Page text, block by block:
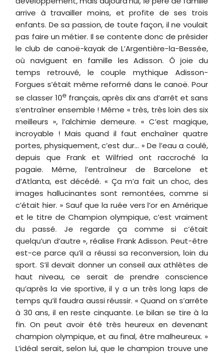
arrive à travailler moins, et profite de ses trois
enfants. De sa passion, de toute façon, il ne voulait
pas faire un métier. Il se contente donc de présider
le club de canoë-kayak de L’Argentière-la-Bessée,
où naviguent en famille les Adisson. Ô joie du
temps retrouvé, le couple mythique Adisson-
Forgues s’était même reformé dans le canoë. Pour
se classer 10e français, après dix ans d’arrêt et sans
s’entraîner ensemble ! Même « très, très loin des six
meilleurs », l’alchimie demeure. « C’est magique,
incroyable ! Mais quand il faut enchaîner quatre
portes, physiquement, c’est dur… » De l’eau a coulé,
depuis que Frank et Wilfried ont raccroché la
pagaie. Même, l’entraîneur de Barcelone et
d’Atlanta, est décédé. « Ça m’a fait un choc, des
images hallucinantes sont remontées, comme si
c’était hier. » Sauf que la ruée vers l’or en Amérique
et le titre de Champion olympique, c’est vraiment
du passé. Je regarde ça comme si c’était
quelqu’un d’autre », réalise Frank Adisson. Peut-être
est-ce parce qu’il a réussi sa reconversion, loin du
sport. S’il devait donner un conseil aux athlètes de
haut niveau, ce serait de prendre conscience
qu’après la vie sportive, il y a un très long laps de
temps qu’il faudra aussi réussir. « Quand on s’arrête
à 30 ans, il en reste cinquante. Le bilan se tire à la
fin. On peut avoir été très heureux en devenant
champion olympique, et au final, être malheureux. »
L’idéal serait, selon lui, que le champion trouve une